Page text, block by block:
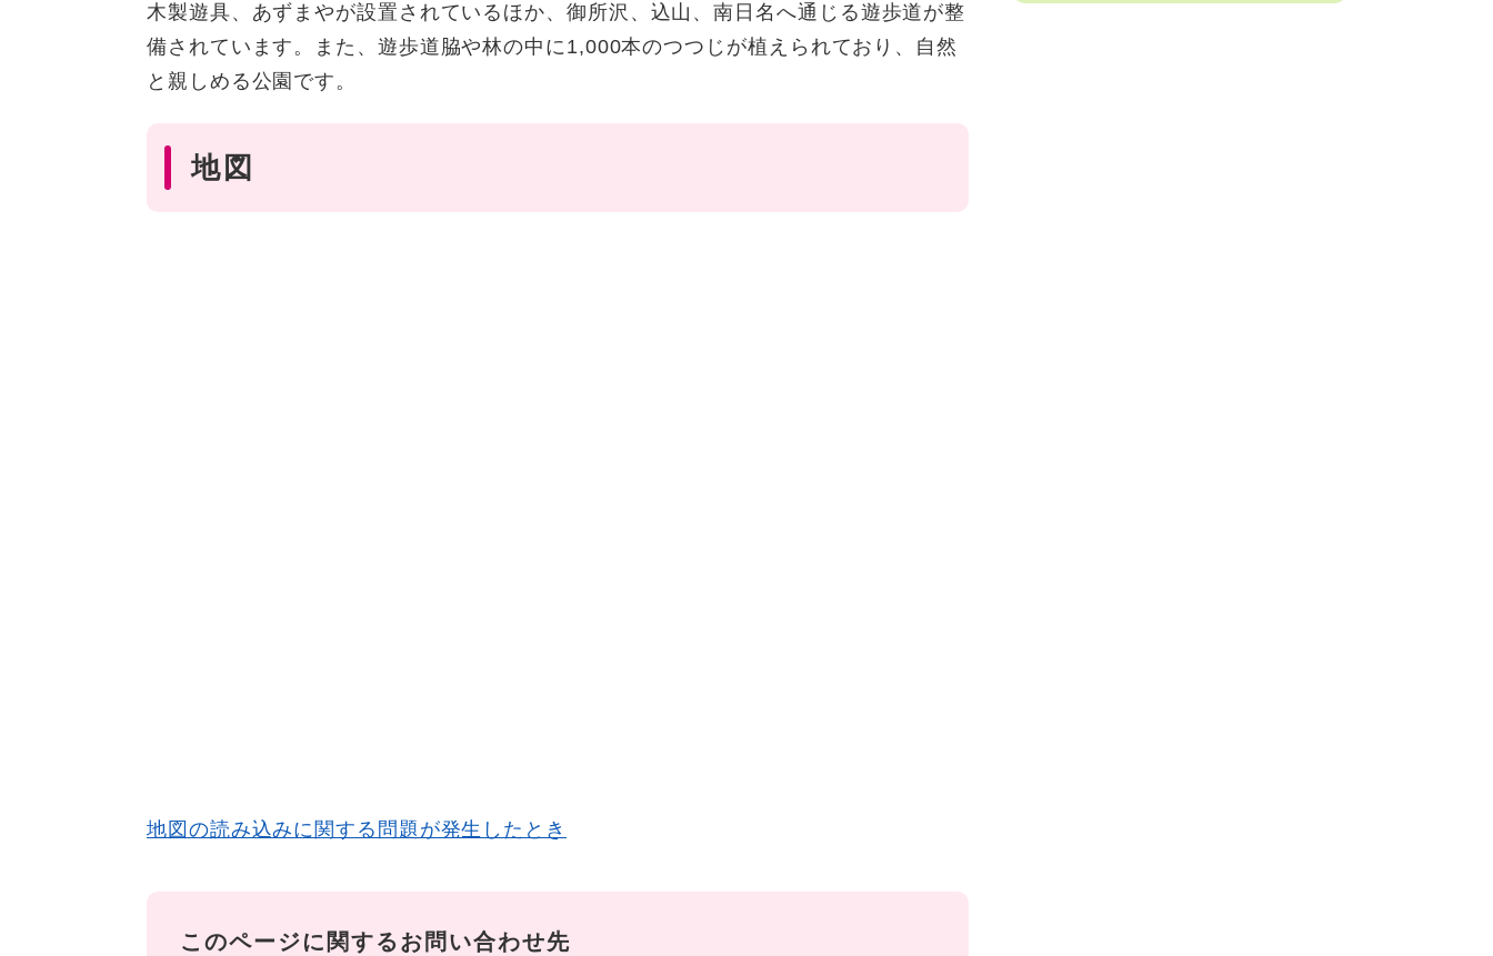
木製遊具、あずまやが設置されているほか、御所沢、込山、南日名へ通じる遊歩道が整
備されています。また、遊歩道脇や林の中に1,000本のつつじが植えられており、自然
と親しめる公園です。
地図
地図の読み込みに関する問題が発生したとき
このページに関するお問い合わせ先